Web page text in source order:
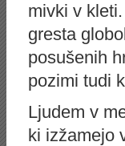
mivki v
gresta
posušenih
pozimi tudi
Ljudem v
ki izžamejo